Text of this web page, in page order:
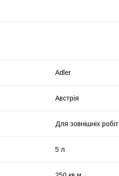
Adler
Австрія
Для зовнішніх робіт
5 л